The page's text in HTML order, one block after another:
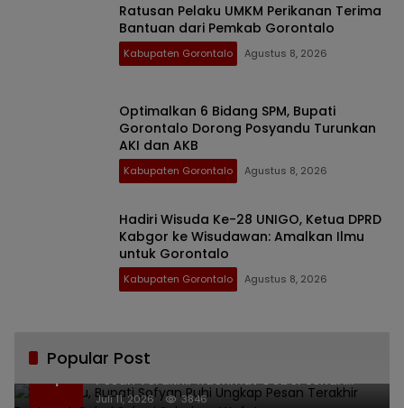
Ratusan Pelaku UMKM Perikanan Terima
Bantuan dari Pemkab Gorontalo
Kabupaten Gorontalo Agustus 8, 2026
Optimalkan 6 Bidang SPM, Bupati
Gorontalo Dorong Posyandu Turunkan
AKI dan AKB
Kabupaten Gorontalo Agustus 8, 2026
Hadiri Wisuda Ke-28 UNIGO, Ketua DPRD
Kabgor ke Wisudawan: Amalkan Ilmu
untuk Gorontalo
Kabupaten Gorontalo Agustus 8, 2026
Popular Post
1
Bikin Haru, Bupati Sofyan Puhi Ungkap
Pesan Terakhir Rachmat Gobel Sehari
Sebelum Wafat
Juli 11, 2026 3846